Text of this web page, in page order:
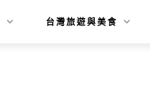
台灣旅遊與美食